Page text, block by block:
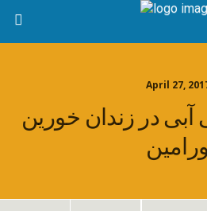
April 27,
آبی در زندان خورین
ورامین